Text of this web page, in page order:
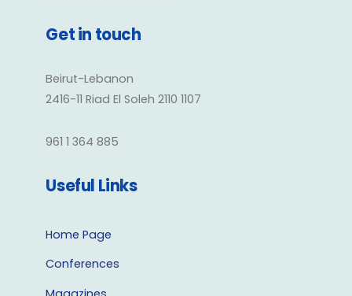
Get in touch
Beirut-Lebanon
2416-11 Riad El Soleh 2110 1107
961 1 364 885
Useful Links
Home Page
Conferences